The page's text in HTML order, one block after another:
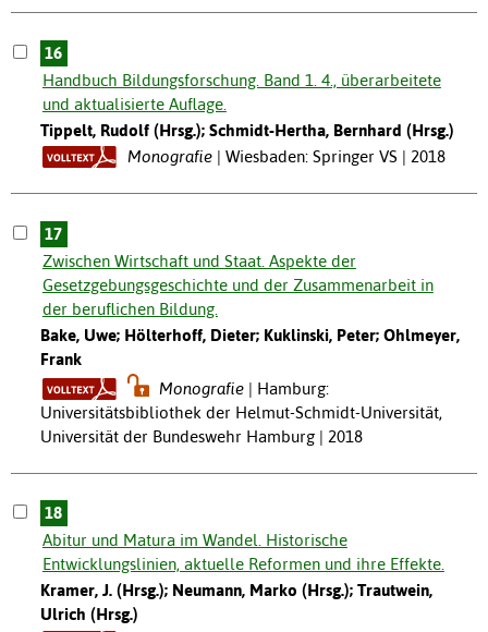
16
Handbuch Bildungsforschung. Band 1. 4., überarbeitete
und aktualisierte Auflage.
Tippelt, Rudolf (Hrsg.); Schmidt-Hertha, Bernhard (Hrsg.)
Monografie
Wiesbaden: Springer VS | 2018
17
Zwischen Wirtschaft und Staat. Aspekte der
Gesetzgebungsgeschichte und der Zusammenarbeit in
der beruflichen Bildung.
Bake, Uwe; Hölterhoff, Dieter; Kuklinski, Peter; Ohlmeyer,
Frank
Monografie
Hamburg:
Universitätsbibliothek der Helmut-Schmidt-Universität,
Universität der Bundeswehr Hamburg | 2018
18
Abitur und Matura im Wandel. Historische
Entwicklungslinien, aktuelle Reformen und ihre Effekte.
Kramer, J. (Hrsg.); Neumann, Marko (Hrsg.); Trautwein,
Ulrich (Hrsg.)